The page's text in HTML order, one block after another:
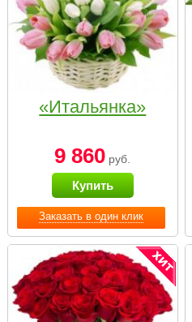
Заказать в один клик
«Итальянка»
9 860 руб.
Купить